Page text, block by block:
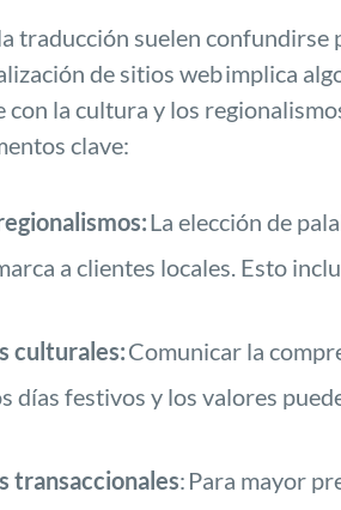
traducción suelen
de sitios webimplica
con la cultura y los
clave:
La elección de
a clientes locales. Esto
culturales:Comunicar la
días festivos y los valores
transaccionales: Para mayor